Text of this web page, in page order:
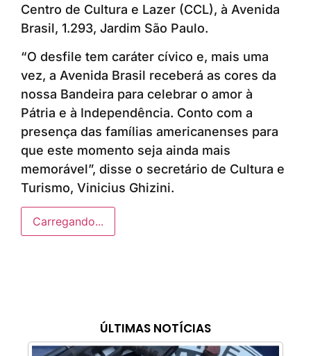
ÚLTIMAS NOTÍCIAS
Centro de Cultura e Lazer (CCL), à Avenida
Brasil, 1.293, Jardim São Paulo.
“O desfile tem caráter cívico e, mais uma
vez, a Avenida Brasil receberá as cores da
nossa Bandeira para celebrar o amor à
Pátria e à Independência. Conto com a
presença das famílias americanenses para
que este momento seja ainda mais
memorável”, disse o secretário de Cultura e
Turismo, Vinicius Ghizini.
Carregando...